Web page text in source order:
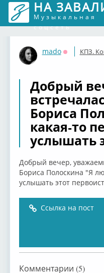
НА
Музыкальная
соцсеть
mado
Оффлайн
КПЗ.
Добрый
Бориса
какая-то
услышать
Добрый вечер,
Бориса Полоскина "Я
услышать этот
Ссылка на пост
Комментарии (5)